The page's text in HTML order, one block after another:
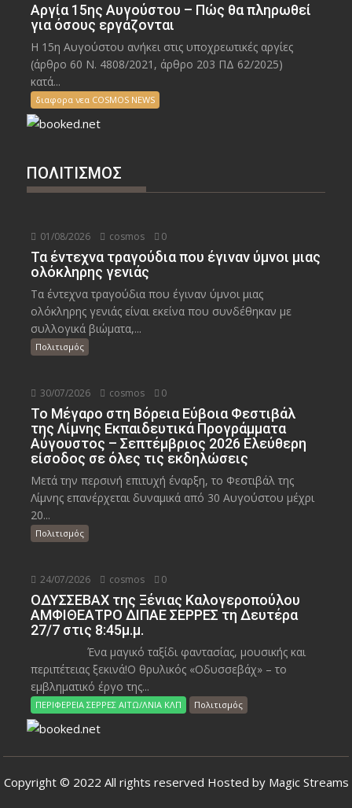
Αργία 15ης Αυγούστου – Πώς θα πληρωθεί
για όσους εργάζονται
Η 15η Αυγούστου ανήκει στις υποχρεωτικές αργίες
(άρθρο 60 Ν. 4808/2021, άρθρο 203 ΠΔ 62/2025)
κατά...
διαφορα νεα COSMOS NEWS
ΠΟΛΙΤΙΣΜΟΣ
01/08/2026 cosmos 0
Τα έντεχνα τραγούδια που έγιναν ύμνοι μιας
ολόκληρης γενιάς
Τα έντεχνα τραγούδια που έγιναν ύμνοι μιας
ολόκληρης γενιάς είναι εκείνα που συνδέθηκαν με
συλλογικά βιώματα,...
Πολιτισμός
30/07/2026 cosmos 0
Το Μέγαρο στη Βόρεια Εύβοια Φεστιβάλ
της Λίμνης Εκπαιδευτικά Προγράμματα
Αύγουστος – Σεπτέμβριος 2026 Ελεύθερη
είσοδος σε όλες τις εκδηλώσεις
Μετά την περσινή επιτυχή έναρξη, το Φεστιβάλ της
Λίμνης επανέρχεται δυναμικά από 30 Αυγούστου μέχρι
20...
Πολιτισμός
24/07/2026 cosmos 0
ΟΔΥΣΣΕΒΑΧ της Ξένιας Καλογεροπούλου
ΑΜΦΙΘΕΑΤΡΟ ΔΙΠΑΕ ΣΕΡΡΕΣ τη Δευτέρα
27/7 στις 8:45μ.μ.
Ένα μαγικό ταξίδι φαντασίας, μουσικής και
περιπέτειας ξεκινά!Ο θρυλικός «Οδυσσεβάχ» – το
εμβληματικό έργο της...
ΠΕΡΙΦΕΡΕΙΑ ΣΕΡΡΕΣ ΑΙΤΩ/ΛΝΙΑ ΚΛΠ Πολιτισμός
Copyright © 2022 All rights reserved Hosted by Magic Streams